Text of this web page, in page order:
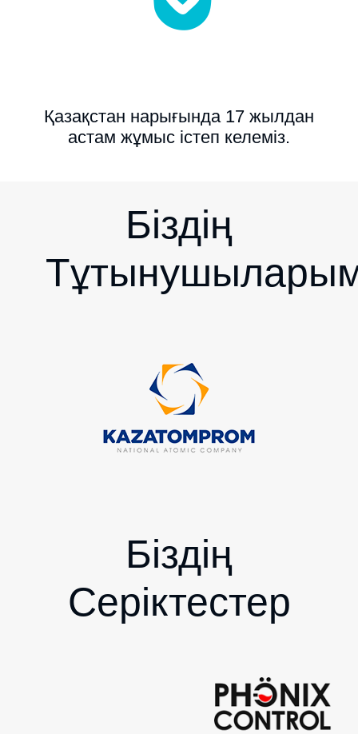
Қазақстан нарығында 17 жылдан
астам жұмыс істеп келеміз.
Біздің
Біздің
Серіктестер